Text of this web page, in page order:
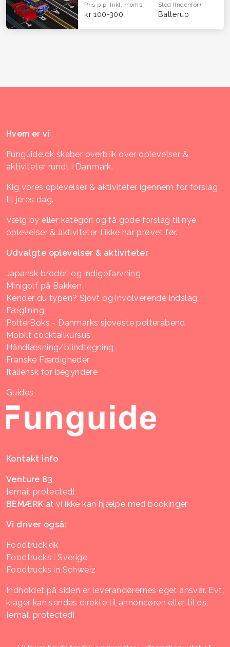
Pris p.p. Inkl. moms
kr 100-300
Sted(Indenfor)
Ballerup
Hvem er vi
Funguide.dk skaber overblik over oplevelser &
aktiviteter rundt i Danmark.
Kig vores oplevelser & aktiviteter igennem for forslag
til jeres dag.
Vælg by eller kategori og få gode forslag til nye
oplevelser & aktiviteter I ikke har prøvet før.
Udvalgte oplevelser & aktiviteter
Japansk broderi og indigofarvning
Minigolf på Bakken
Kender du typen? Sjovt og involverende indslag
Fægtning
PolterBoks - Danmarks sjoveste polterabend
Mobilt cocktailkursus
Håndlæsning/blindtegning
Franske Færdigheder
Italiensk for begyndere
Guides
Kontakt info
Venture 83
[email protected]
BEMÆRK at vi ikke kan hjælpe med bookinger
Vi driver også:
Foodtruck.dk
Foodtrucks i Sverige
Foodtrucks in Schweiz
Indholdet på siden er leverandørernes eget ansvar. Evt.
klager kan sendes direkte til annoncøren eller til os:
[email protected]